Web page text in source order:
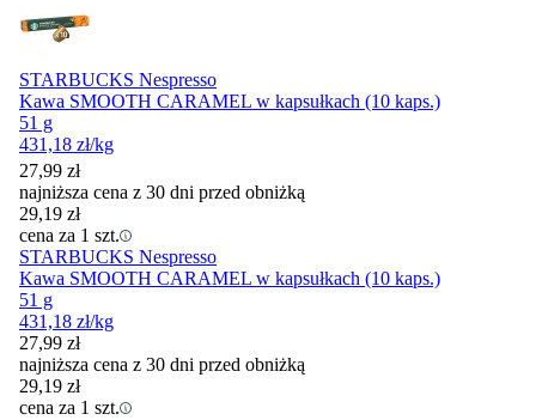
STARBUCKS Nespresso
Kawa SMOOTH CARAMEL w kapsułkach (10 kaps.)
51 g
431,18 zł/kg
27,99 zł
najniższa cena z 30 dni przed obniżką
29,19 zł
cena za 1 szt.
STARBUCKS Nespresso
Kawa SMOOTH CARAMEL w kapsułkach (10 kaps.)
51 g
431,18 zł/kg
27,99 zł
najniższa cena z 30 dni przed obniżką
29,19 zł
cena za 1 szt.